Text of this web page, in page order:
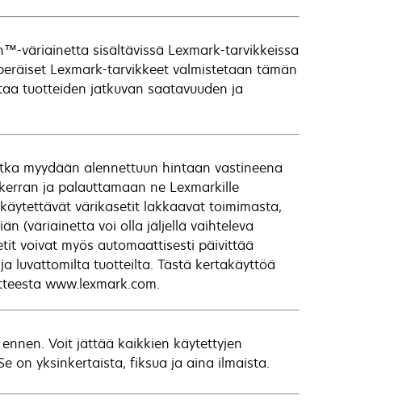
väriainetta sisältävissä Lexmark-tarvikkeissa
Lexmark-tarvikkeet valmistetaan tämän
tuotteiden jatkuvan saatavuuden ja
myydään alennettuun hintaan vastineena
ja palauttamaan ne Lexmarkille
värikasetit lakkaavat toimimasta,
(väriainetta voi olla jäljellä vaihteleva
voivat myös automaattisesti päivittää
luvattomilta tuotteilta. Tästä kertakäyttöä
www.lexmark.com.
Voit jättää kaikkien käytettyjen
on yksinkertaista, fiksua ja aina ilmaista.